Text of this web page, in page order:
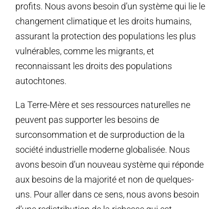
profits. Nous avons besoin d’un système qui lie le
changement climatique et les droits humains,
assurant la protection des populations les plus
vulnérables, comme les migrants, et
reconnaissant les droits des populations
autochtones.
La Terre-Mère et ses ressources naturelles ne
peuvent pas supporter les besoins de
surconsommation et de surproduction de la
société industrielle moderne globalisée. Nous
avons besoin d’un nouveau système qui réponde
aux besoins de la majorité et non de quelques-
uns. Pour aller dans ce sens, nous avons besoin